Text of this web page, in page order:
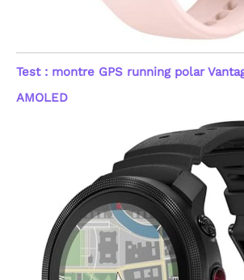
Test : montre GPS running polar
AMOLED